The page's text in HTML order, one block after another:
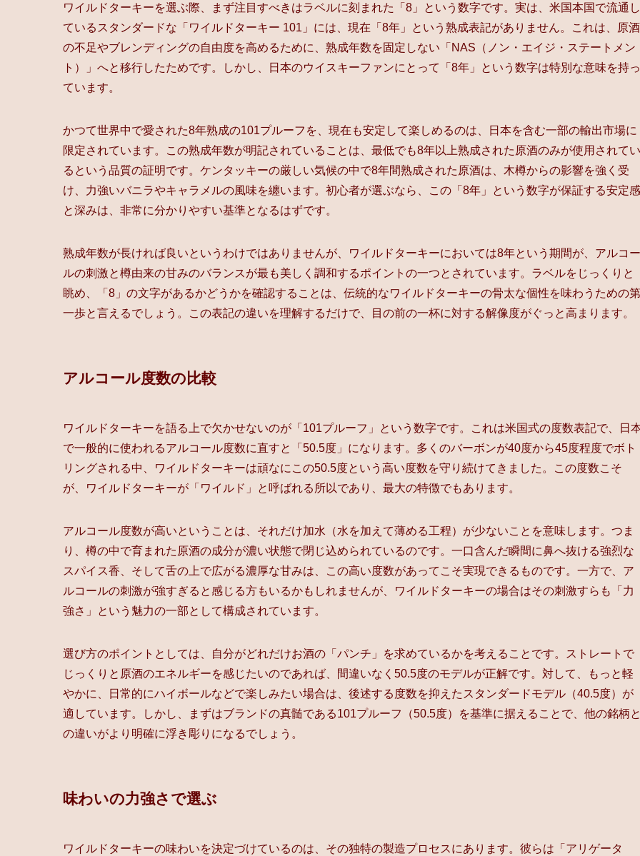
ワイルドターキーを選ぶ際、まず注目すべきはラベルに刻まれた「8」という数字です。実は、米国本国で流通し
ているスタンダードな「ワイルドターキー 101」には、現在「8年」という熟成表記がありません。これは、原酒
の不足やブレンディングの自由度を高めるために、熟成年数を固定しない「NAS（ノン・エイジ・ステートメン
ト）」へと移行したためです。しかし、日本のウイスキーファンにとって「8年」という数字は特別な意味を持っ
ています。
かつて世界中で愛された8年熟成の101プルーフを、現在も安定して楽しめるのは、日本を含む一部の輸出市場に
限定されています。この熟成年数が明記されていることは、最低でも8年以上熟成された原酒のみが使用されてい
るという品質の証明です。ケンタッキーの厳しい気候の中で8年間熟成された原酒は、木樽からの影響を強く受
け、力強いバニラやキャラメルの風味を纏います。初心者が選ぶなら、この「8年」という数字が保証する安定感
と深みは、非常に分かりやすい基準となるはずです。
熟成年数が長ければ良いというわけではありませんが、ワイルドターキーにおいては8年という期間が、アルコー
ルの刺激と樽由来の甘みのバランスが最も美しく調和するポイントの一つとされています。ラベルをじっくりと
眺め、「8」の文字があるかどうかを確認することは、伝統的なワイルドターキーの骨太な個性を味わうための第
一歩と言えるでしょう。この表記の違いを理解するだけで、目の前の一杯に対する解像度がぐっと高まります。
アルコール度数の比較
ワイルドターキーを語る上で欠かせないのが「101プルーフ」という数字です。これは米国式の度数表記で、日
で一般的に使われるアルコール度数に直すと「50.5度」になります。多くのバーボンが40度から45度程度でボト
リングされる中、ワイルドターキーは頑なにこの50.5度という高い度数を守り続けてきました。この度数こそ
が、ワイルドターキーが「ワイルド」と呼ばれる所以であり、最大の特徴でもあります。
アルコール度数が高いということは、それだけ加水（水を加えて薄める工程）が少ないことを意味します。つま
り、樽の中で育まれた原酒の成分が濃い状態で閉じ込められているのです。一口含んだ瞬間に鼻へ抜ける強烈な
スパイス香、そして舌の上で広がる濃厚な甘みは、この高い度数があってこそ実現できるものです。一方で、ア
ルコールの刺激が強すぎると感じる方もいるかもしれませんが、ワイルドターキーの場合はその刺激すらも「力
強さ」という魅力の一部として構成されています。
選び方のポイントとしては、自分がどれだけお酒の「パンチ」を求めているかを考えることです。ストレートで
じっくりと原酒のエネルギーを感じたいのであれば、間違いなく50.5度のモデルが正解です。対して、もっと軽
やかに、日常的にハイボールなどで楽しみたい場合は、後述する度数を抑えたスタンダードモデル（40.5度）が
適しています。しかし、まずはブランドの真髄である101プルーフ（50.5度）を基準に据えることで、他の銘柄と
の違いがより明確に浮き彫りになるでしょう。
味わいの力強さで選ぶ
ワイルドターキーの味わいを決定づけているのは、その独特の製造プロセスにあります。彼らは「アリゲータ